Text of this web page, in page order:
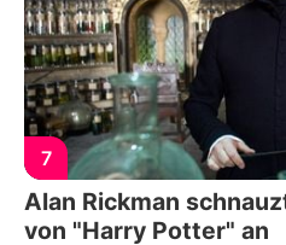
7
Alan Rickman
von "Harry Potter" an